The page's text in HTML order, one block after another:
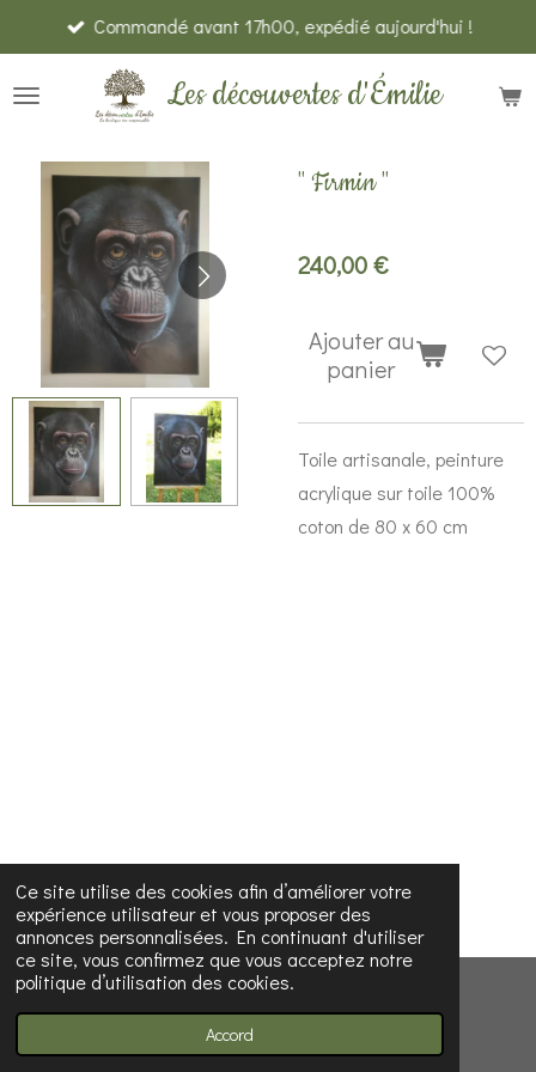
Ce site utilise des cookies afin d’améliorer votre
expérience utilisateur et vous proposer des
annonces personnalisées. En continuant d'utiliser
ce site, vous confirmez que vous acceptez notre
politique d’utilisation des cookies.
Accord
Passer
au
contenu
Les découvertes d'Émilie
Commandé avant 17h00, expédié aujourd'hui !
" Firmin "
240,00 €
Ajouter au
panier
Toile artisanale, peinture
acrylique sur toile 100%
coton de 80 x 60 cm
© 2023 - 2026 Les Découvertes d'Émilie